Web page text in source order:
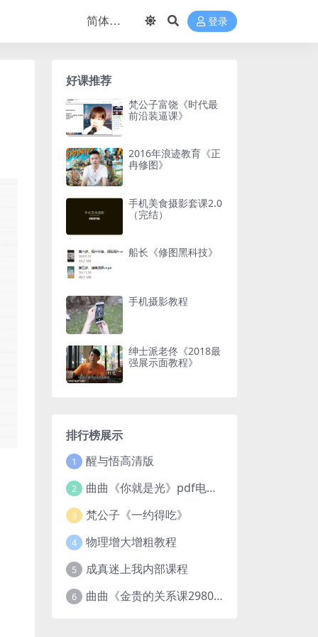
登录
好课推荐
梵公子富饶《时代最
前沿装逼课》
2016年浪迹教育《正
冉修图》
手机美食摄影套课2.0
（完结）
船长《修图黑科技》
手机摄影教程
绅士派老佟《2018最
强展示面教程》
排行榜展示
1 醒与悟高清版
2 曲曲《你就是光》pdf电子版
3 梵公子《一约得吃》
4 物理增大增粗教程
5 成真迷上我内部课程
6 曲曲《金贵的关系课2980》